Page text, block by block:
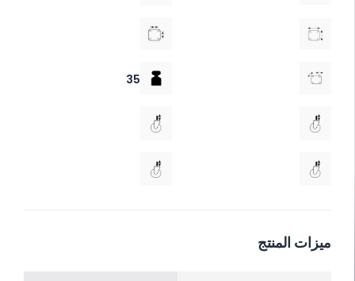
35
ميزات المنتج